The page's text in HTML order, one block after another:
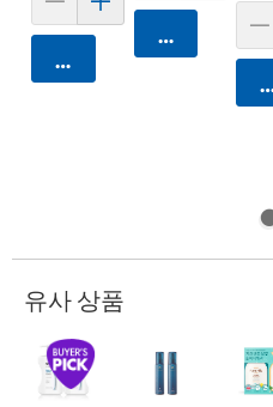
카트에 담기
카트에 담기
유사 상품